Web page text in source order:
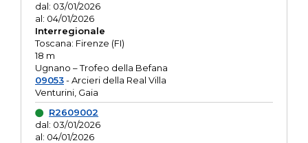
dal: 03/01/2026
al: 04/01/2026
Interregionale
Toscana: Firenze (FI)
18 m
Ugnano – Trofeo della Befana
09053- Arcieri della Real Villa
Venturini, Gaia
R2609002
dal: 03/01/2026
al: 04/01/2026